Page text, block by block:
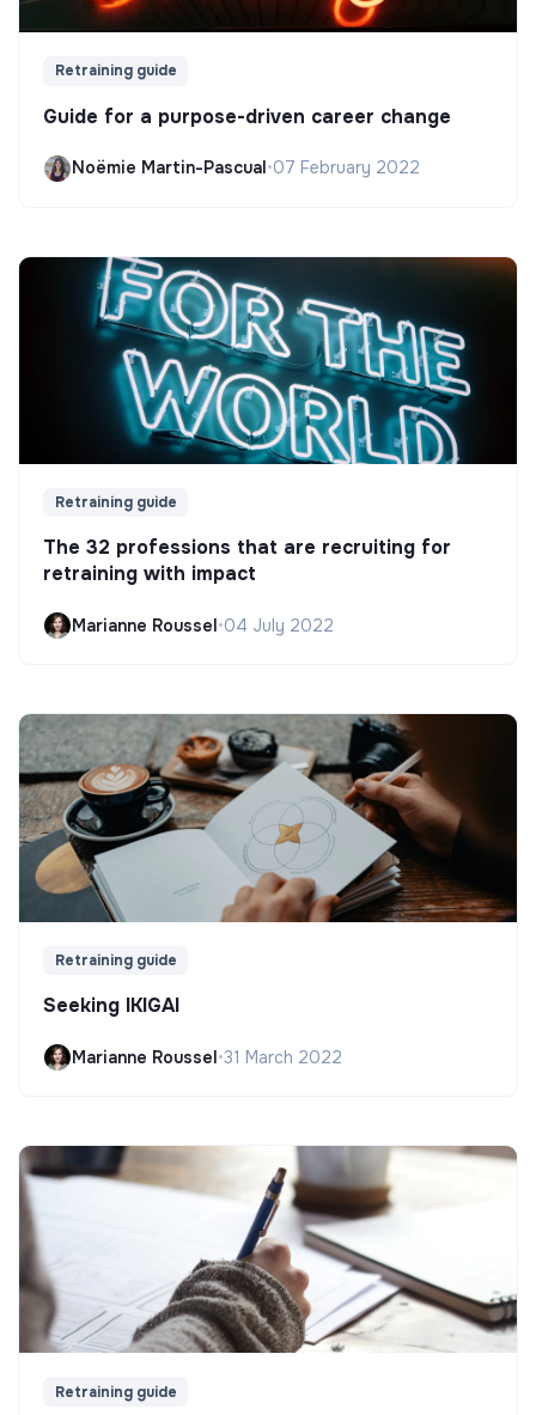
Retraining guide
Guide for a purpose-driven career change
Noëmie Martin-Pascual•07 February 2022
Retraining guide
The 32 professions that are recruiting for
retraining with impact
Marianne Roussel•04 July 2022
Retraining guide
Seeking IKIGAI
Marianne Roussel•31 March 2022
Retraining guide